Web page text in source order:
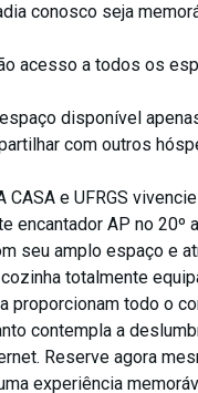
conosco seja
acesso a todos os
disponível
com outros
CASA e UFRGS
encantador AP no 20º
seu amplo espaço e
totalmente
proporcionam todo o
contempla a
Reserve agora
experiência